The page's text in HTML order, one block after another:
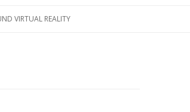
Inhalt
VIRTUAL REALITY